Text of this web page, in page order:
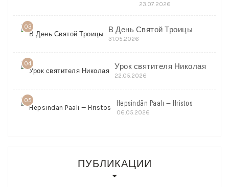
23.07.2026
03 В День Святой Троицы
31.05.2026
04 Урок святителя Николая
22.05.2026
05 Hepsindän Paalı — Hristos
06.05.2026
ПУБЛИКАЦИИ